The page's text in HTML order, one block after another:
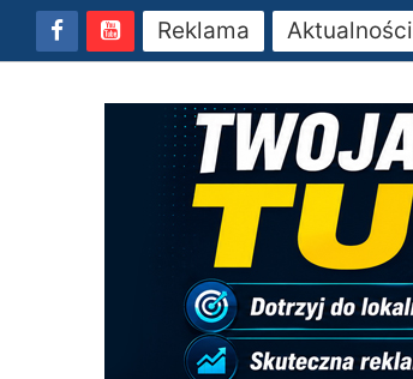
Reklama Aktualności